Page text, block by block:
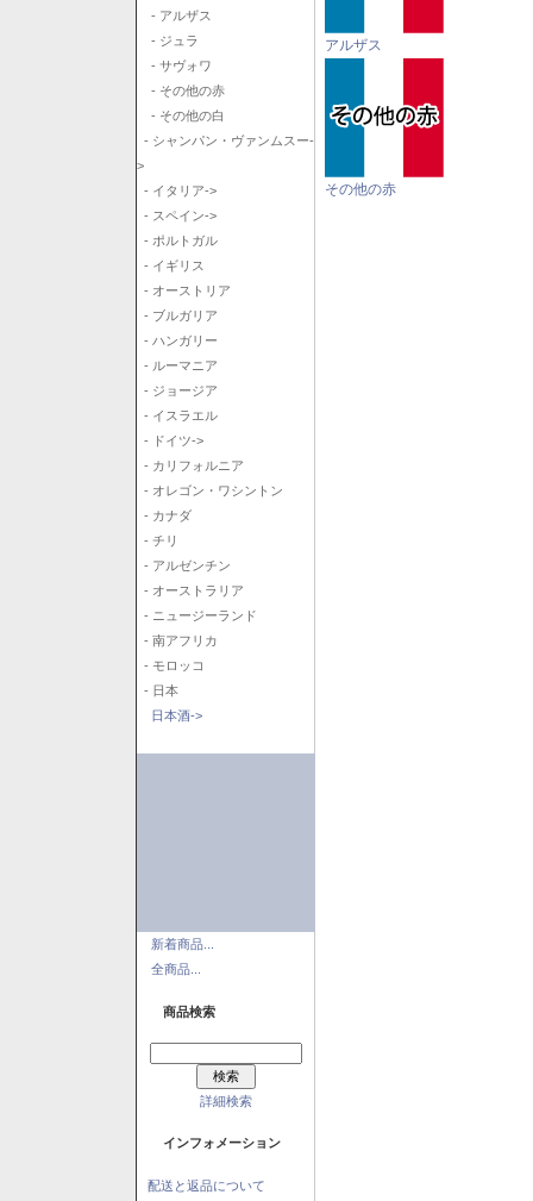
- アルザス
- ジュラ
- サヴォワ
- その他の赤
- その他の白
- シャンパン・ヴァンムスー-
>
- イタリア->
- スペイン->
- ポルトガル
- イギリス
- オーストリア
- ブルガリア
- ハンガリー
- ルーマニア
- ジョージア
- イスラエル
- ドイツ->
- カリフォルニア
- オレゴン・ワシントン
- カナダ
- チリ
- アルゼンチン
- オーストラリア
- ニュージーランド
- 南アフリカ
- モロッコ
- 日本
日本酒->
新着商品...
全商品...
商品検索
詳細検索
インフォメーション
配送と返品について
アルザス
その他の赤